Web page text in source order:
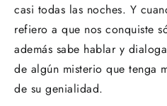
casi todas las noches. Y
refiero a que nos conquiste
además sabe hablar y
de algún misterio que tenga
de su genialidad.